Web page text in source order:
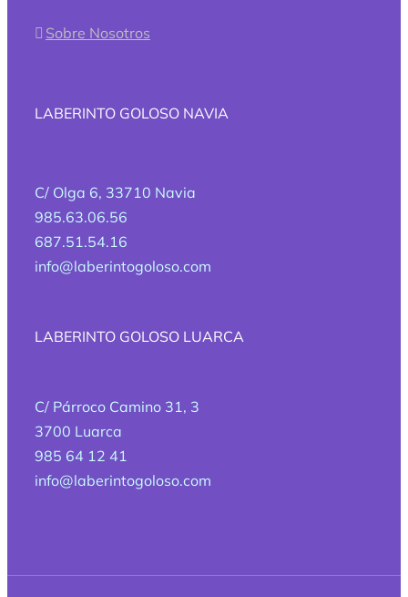
Sobre Nosotros
LABERINTO GOLOSO NAVIA
C/ Olga 6, 33710 Navia
985.63.06.56
687.51.54.16
info@laberintogoloso.com
LABERINTO GOLOSO LUARCA
C/ Párroco Camino 31, 3
3700 Luarca
985 64 12 41
info@laberintogoloso.com